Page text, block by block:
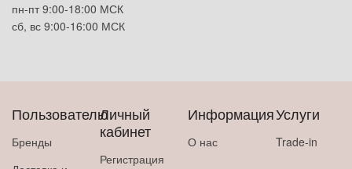
пн-пт 9:00-18:00 МСК
сб, вс 9:00-16:00 МСК
Пользователю
Бренды
Личный
кабинет
Регистрация
Информация
О нас
Услуги
Trade-in